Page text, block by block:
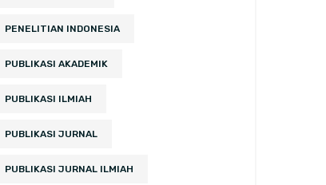
PENELITIAN INDONESIA
PUBLIKASI AKADEMIK
PUBLIKASI ILMIAH
PUBLIKASI JURNAL
PUBLIKASI JURNAL ILMIAH